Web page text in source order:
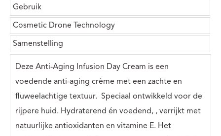
Gebruik
Cosmetic Drone Technology
Samenstelling
Deze Anti-Aging Infusion Day Cream is een
voedende anti-aging crème met een zachte en
fluweelachtige textuur. Speciaal ontwikkeld voor de
rijpere huid. Hydraterend én voedend, , verrijkt met
natuurlijke antioxidanten en vitamine E. Het